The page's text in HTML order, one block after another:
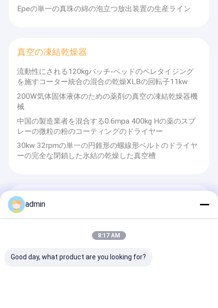
Epeの単一の真珠の綿の泡立つ放出装置の生産ライン
真空の凍結乾燥器
流動性にされる120kgバッチ-ベッドのペレタイジング
を施すコーター統合の混合の乾燥XLBの回転子11kw
200W気体固体液体のための薬剤の真空の凍結乾燥器機
械
中国の製造業者を混合する0.6mpa 400kg Hの薬のスプ
レーの微粒の粉のコーティングのドライヤー
30kw 32rpmの単一の円錐形の螺線形ベルトのドライヤ
ーの完全な閉鎖した氷結の乾燥した真空槽
包装機械装置
エネルギー効率の良い10F 水粘着 紙柄を折り紙にする
ステムのための連続動作
admin
8:17 AM
Good day, what product are you looking for?